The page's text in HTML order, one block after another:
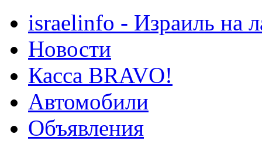
israelinfo - Израиль на
Новости
Касса BRAVO!
Автомобили
Объявления